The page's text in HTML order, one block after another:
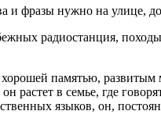
и фразы нужно на улице,
радиостанция,
хорошей памятью,
растет в семье, где
языков, он,